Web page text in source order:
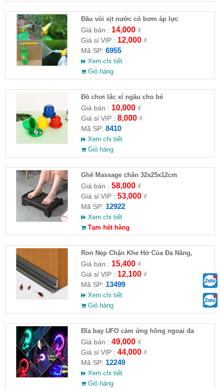
Đầu vòi xịt nước có bơm áp lực
Giá bán : 14,000₫
Giá sỉ VIP : 12,000₫
Mã SP: 6955
Xem chi tiết
Giỏ hàng
Đồ chơi lắc xí ngầu cho bé
Giá bán : 10,000₫
Giá sỉ VIP : 8,000₫
Mã SP: 8410
Xem chi tiết
Giỏ hàng
Ghế Massage chân 32x25x12cm
Giá bán : 58,000₫
Giá sỉ VIP : 53,000₫
Mã SP: 12922
Xem chi tiết
Tạm hết hàng
Ron Nẹp Chặn Khe Hở Của Đa Năng,
Chống Côn Trùng( HĐ )
Giá bán : 15,400₫
Giá sỉ VIP : 12,100₫
Mã SP: 13499
Xem chi tiết
Giỏ hàng
Đĩa bay UFO cảm ứng hồng ngoại đa
chiều tự động bay về
Giá bán : 49,000₫
Giá sỉ VIP : 44,000₫
Mã SP: 12249
Xem chi tiết
Giỏ hàng